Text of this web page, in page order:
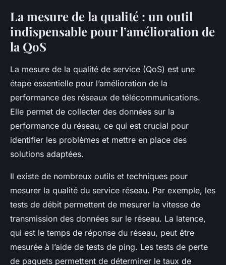
La mesure de la qualité : un outil
indispensable pour l’amélioration de
la QoS
La mesure de la qualité de service (QoS) est une
étape essentielle pour l’amélioration de la
performance des réseaux de télécommunications.
Elle permet de collecter des données sur la
performance du réseau, ce qui est crucial pour
identifier les problèmes et mettre en place des
solutions adaptées.
Il existe de nombreux outils et techniques pour
mesurer la qualité du service réseau. Par exemple, les
tests de débit permettent de mesurer la vitesse de
transmission des données sur le réseau. La latence,
qui est le temps de réponse du réseau, peut être
mesurée à l’aide de tests de ping. Les tests de perte
de paquets permettent de déterminer le taux de